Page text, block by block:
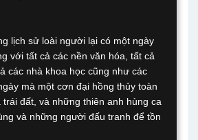
lịch sử loài người lại có một ngày
với tất cả các nền văn hóa, tất cả
các nhà khoa học cũng như các
mà một cơn đại hồng thủy toàn
đất, và những thiên anh hùng ca
và những người đấu tranh để tồn